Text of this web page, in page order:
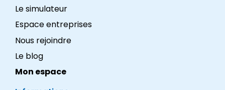
Le simulateur
Espace entreprises
Nous rejoindre
Le blog
Mon espace